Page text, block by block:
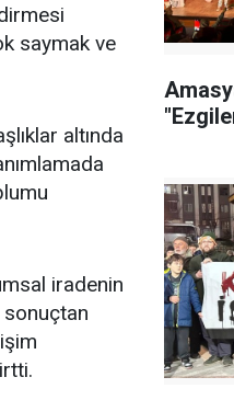
saymak ve
altında
iradenin
sonuçtan